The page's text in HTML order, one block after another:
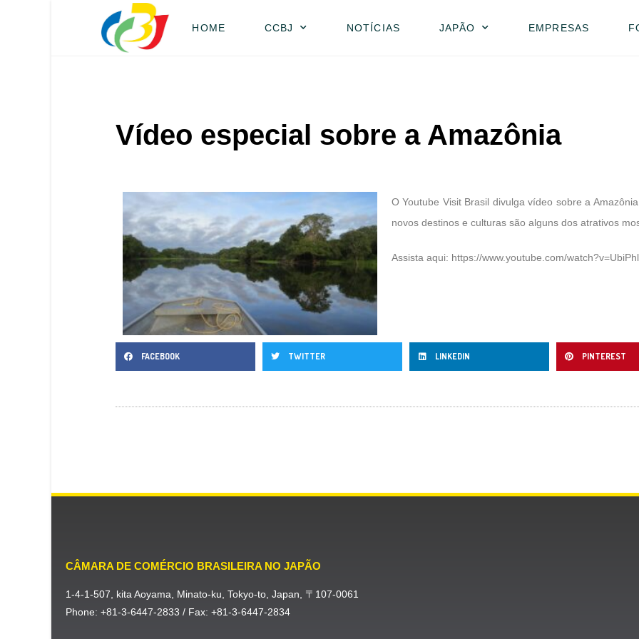
HOME CCBJ NOTÍCIAS JAPÃO EMPRESAS
Vídeo especial sobre a Amazônia
O Youtube Visit Brasil divulga vídeo sobre a
novos destinos e culturas são alguns dos atrativos
Assista aqui: https://www.youtube.com/
FACEBOOK TWITTER LINKEDIN PINTEREST
CÂMARA DE COMÉRCIO BRASILEIRA NO JAPÃO
1-4-1-507, kita Aoyama, Minato-ku, Tokyo-to, Japan, 〒107-0061
Phone: +81-3-6447-2833 / Fax: +81-3-6447-2834